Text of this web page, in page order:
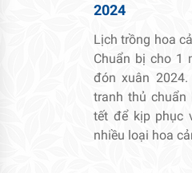
2024
Lịch trồng hoa
Chuẩn bị cho 1
đón xuân
tranh thủ chuẩn
tết để kịp phục
nhiều loại hoa